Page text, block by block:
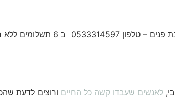
ב 6 תשלומים ללא ריבית
לאנשים שעבדו קשה כל החיים ורוצים לדעת